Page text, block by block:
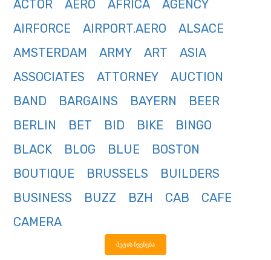
ACTOR
AERO AFRICA
AGENCY
AIRFORCE
AIRPORT.AERO
ALSACE
AMSTERDAM
ARMY ART
ASIA
ASSOCIATES
ATTORNEY
AUCTION
BAND
BARGAINS BAYERN
BEER
BERLIN
BET BID BIKE
BINGO
BLACK
BLOG BLUE
BOSTON
BOUTIQUE
BRUSSELS
BUILDERS
BUSINESS
BUZZ BZH CAB
CAFE
CAMERA
მეტის ჩვენება